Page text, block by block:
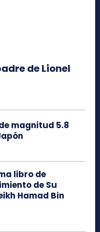
de Lionel
magnitud 5.8
libro de
de Su
Hamad Bin